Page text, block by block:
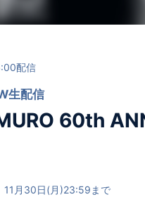
配信
生配信
60th
月30日(月)23:59まで